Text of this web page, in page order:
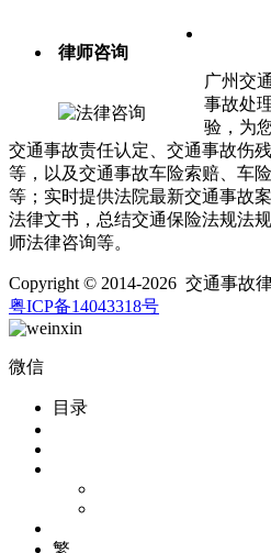
律师咨询
广州交
事故处
验，为
交通事故责任认定、交通事故伤
等，以及交通事故车险索赔、车
等；实时提供法院最新交通事故
法律文书，总结交通保险法规法
师法律咨询等。
Copyright © 2014-2026 交通事故
粤ICP备14043318号
微信
目录